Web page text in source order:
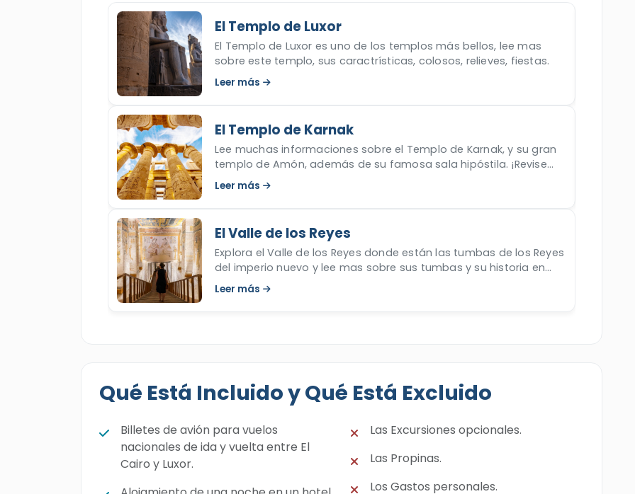
El Templo de Luxor
El Templo de Luxor es uno de los templos más bellos, lee mas
sobre este templo, sus caractrísticas, colosos, relieves, fiestas.
Leer más
El Templo de Karnak
Lee muchas informaciones sobre el Templo de Karnak, y su gran
templo de Amón, además de su famosa sala hipóstila. ¡Revise
ahora!
Leer más
El Valle de los Reyes
Explora el Valle de los Reyes donde están las tumbas de los Reyes
del imperio nuevo y lee mas sobre sus tumbas y su historia en
este artículo.
Leer más
Qué Está Incluido y Qué Está Excluido
Billetes de avión para vuelos
nacionales de ida y vuelta entre El
Cairo y Luxor.
Las Excursiones opcionales.
Las Propinas.
Los Gastos personales.